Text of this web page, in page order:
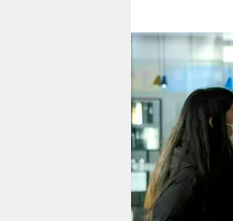
nord
wahrheit
verlag
verlag
veranstaltungen
shop